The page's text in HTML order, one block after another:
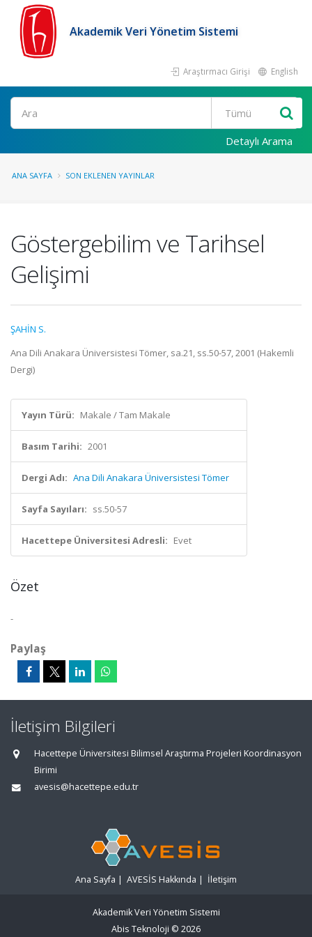
Akademik Veri Yönetim Sistemi
Araştırmacı Girişi English
Ara
Detaylı Arama
ANA SAYFA SON EKLENEN YAYINLAR
Göstergebilim ve Tarihsel
Gelişimi
ŞAHİN S.
Ana Dili Anakara Üniversistesi Tömer, sa.21, ss.50-57, 2001 (Hakemli
Dergi)
Yayın Türü: Makale / Tam Makale
Basım Tarihi: 2001
Dergi Adı: Ana Dili Anakara Üniversistesi Tömer
Sayfa Sayıları: ss.50-57
Hacettepe Üniversitesi Adresli: Evet
Özet
-
Paylaş
İletişim Bilgileri
Hacettepe Üniversitesi Bilimsel Araştırma Projeleri Koordinasyon
Birimi
avesis@hacettepe.edu.tr
Ana Sayfa | AVESİS Hakkında | İletişim
Akademik Veri Yönetim Sistemi
Abis Teknoloji © 2026